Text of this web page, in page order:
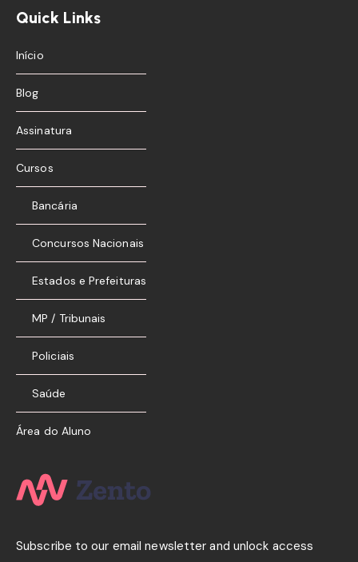
Quick Links
Início
Blog
Assinatura
Cursos
Bancária
Concursos Nacionais
Estados e Prefeituras
MP / Tribunais
Policiais
Saúde
Área do Aluno
Subscribe to our email newsletter and unlock access